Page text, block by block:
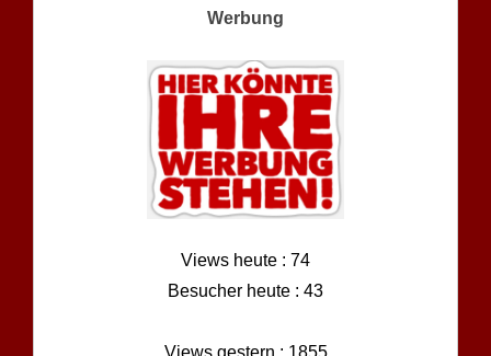
Werbung
Views heute : 74
Besucher heute : 43
Views gestern : 1855